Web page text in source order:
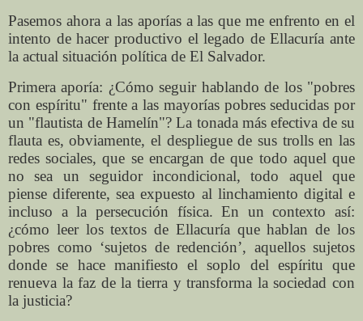
Pasemos ahora a las aporías a las que me enfrento en el
intento de hacer productivo el legado de Ellacuría ante
la actual situación política de El Salvador.
Primera aporía: ¿Cómo seguir hablando de los "pobres
con espíritu" frente a las mayorías pobres seducidas por
un "flautista de Hamelín"? La tonada más efectiva de su
flauta es, obviamente, el despliegue de sus trolls en las
redes sociales, que se encargan de que todo aquel que
no sea un seguidor incondicional, todo aquel que
piense diferente, sea expuesto al linchamiento digital e
incluso a la persecución física. En un contexto así:
¿cómo leer los textos de Ellacuría que hablan de los
pobres como ‘sujetos de redención’, aquellos sujetos
donde se hace manifiesto el soplo del espíritu que
renueva la faz de la tierra y transforma la sociedad con
la justicia?